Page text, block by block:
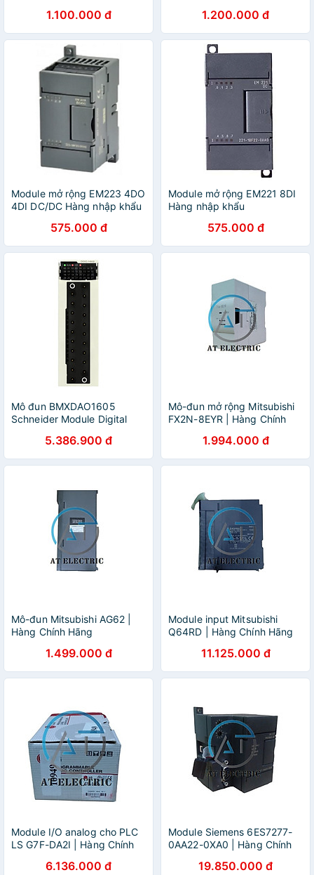
1.100.000 đ 1.200.000 đ
Module mở rộng EM223 4DO
4DI DC/DC Hàng nhập khẩu
575.000 đ
Module mở rộng EM221 8DI
Hàng nhập khẩu
575.000 đ
Mô đun BMXDAO1605
Schneider Module Digital
Chính hãng5.386.900 đ
Mô-đun mở rộng Mitsubishi
FX2N-8EYR | Hàng Chính
1.994.000 đ
Mô-đun Mitsubishi AG62 |
Hàng Chính Hãng
1.499.000 đ
Module input Mitsubishi
Q64RD | Hàng Chính Hãng
11.125.000 đ
Module I/O analog cho PLC
LS G7F-DA2I | Hàng Chính
6.136.000 đ
Module Siemens 6ES7277-
0AA22-0XA0 | Hàng Chính
19.850.000 đ